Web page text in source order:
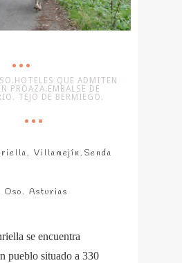
QUE ADMITEN
PROAZA.EMBALSE DE
TEJO DE BERMIEGO.
Villamejín.Senda
Oso. Asturias
se encuentra
pueblo situado a 330